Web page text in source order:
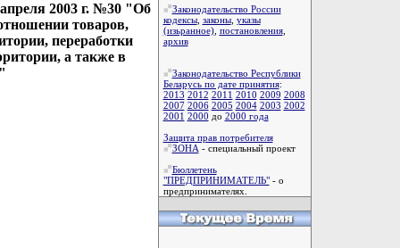
апреля 2003 г. №30 "Об
товаров,
переработки
а также в
Законодательство России
кодексы, законы, указы
(изьранное), постановления,
архив
Законодательство Республики
Беларусь по дате принятия:
2013 2012 2011 2010 2009 2008
2007 2006 2005 2004 2003 2002
2001 2000 до 2000 года
Защита прав потребителя
ЗОНА - специальный проект
Бюллетень
"ПРЕДПРИНИМАТЕЛЬ"- о
предпринимателях.